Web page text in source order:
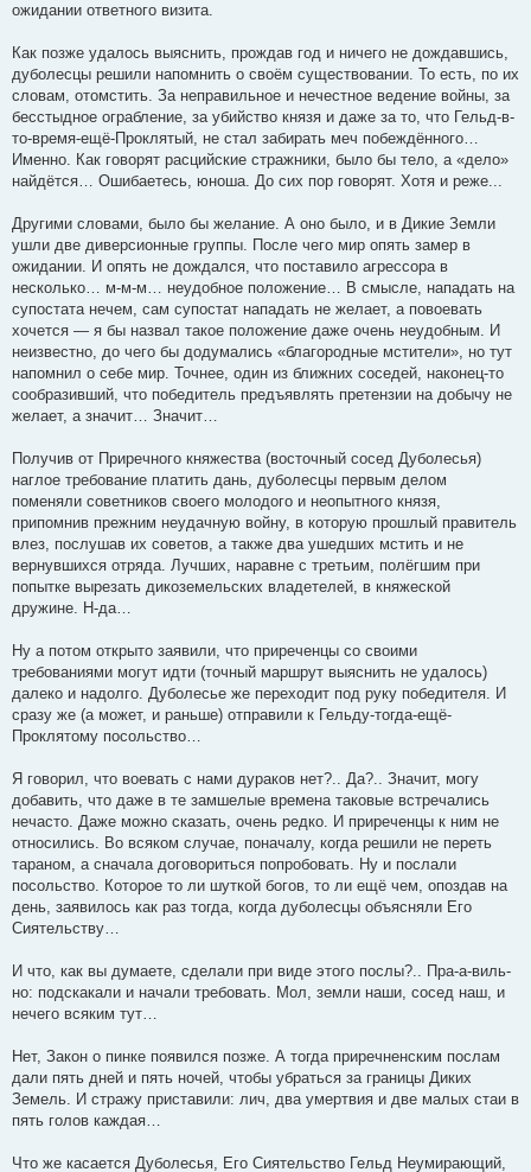
ожидании ответного визита.
Как позже удалось выяснить, прождав год и ничего не дождавшись,
дуболесцы решили напомнить о своём существовании. То есть, по их
словам, отомстить. За неправильное и нечестное ведение войны, за
бесстыдное ограбление, за убийство князя и даже за то, что Гельд-в-
то-время-ещё-Проклятый, не стал забирать меч побеждённого…
Именно. Как говорят расцийские стражники, было бы тело, а «дело»
найдётся… Ошибаетесь, юноша. До сих пор говорят. Хотя и реже...
Другими словами, было бы желание. А оно было, и в Дикие Земли
ушли две диверсионные группы. После чего мир опять замер в
ожидании. И опять не дождался, что поставило агрессора в
несколько… м-м-м… неудобное положение… В смысле, нападать на
супостата нечем, сам супостат нападать не желает, а повоевать
хочется — я бы назвал такое положение даже очень неудобным. И
неизвестно, до чего бы додумались «благородные мстители», но тут
напомнил о себе мир. Точнее, один из ближних соседей, наконец-то
сообразивший, что победитель предъявлять претензии на добычу не
желает, а значит… Значит…
Получив от Приречного княжества (восточный сосед Дуболесья)
наглое требование платить дань, дуболесцы первым делом
поменяли советников своего молодого и неопытного князя,
припомнив прежним неудачную войну, в которую прошлый правитель
влез, послушав их советов, а также два ушедших мстить и не
вернувшихся отряда. Лучших, наравне с третьим, полёгшим при
попытке вырезать дикоземельских владетелей, в княжеской
дружине. Н-да…
Ну а потом открыто заявили, что приреченцы со своими
требованиями могут идти (точный маршрут выяснить не удалось)
далеко и надолго. Дуболесье же переходит под руку победителя. И
сразу же (а может, и раньше) отправили к Гельду-тогда-ещё-
Проклятому посольство…
Я говорил, что воевать с нами дураков нет?.. Да?.. Значит, могу
добавить, что даже в те замшелые времена таковые встречались
нечасто. Даже можно сказать, очень редко. И приреченцы к ним не
относились. Во всяком случае, поначалу, когда решили не переть
тараном, а сначала договориться попробовать. Ну и послали
посольство. Которое то ли шуткой богов, то ли ещё чем, опоздав на
день, заявилось как раз тогда, когда дуболесцы объясняли Его
Сиятельству…
И что, как вы думаете, сделали при виде этого послы?.. Пра-а-виль-
но: подскакали и начали требовать. Мол, земли наши, сосед наш, и
нечего всяким тут…
Нет, Закон о пинке появился позже. А тогда приречненским послам
дали пять дней и пять ночей, чтобы убраться за границы Диких
Земель. И стражу приставили: лич, два умертвия и две малых стаи в
пять голов каждая…
Что же касается Дуболесья, Его Сиятельство Гельд Неумирающий,